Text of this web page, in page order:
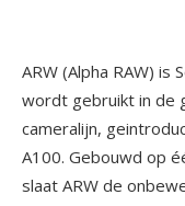
ARW (Alpha RAW) is
wordt gebruikt in de
cameralijn,
A100. Gebouwd op
slaat ARW de